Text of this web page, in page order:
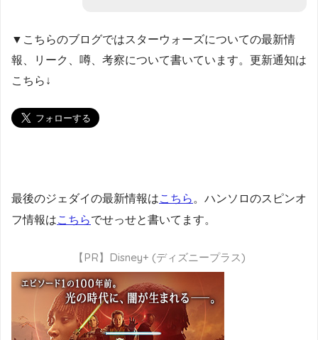
▼こちらのブログではスターウォーズについての最新情
報、リーク、噂、考察について書いています。更新通知は
こちら↓
最後のジェダイの最新情報はこちら 。ハンソロのスピンオ
フ情報はこちらでせっせと書いてます。
【PR】Disney+ (ディズニープラス)